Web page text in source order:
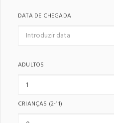
DATA DE CHEGADA
ADULTOS
CRIANÇAS (2-11)